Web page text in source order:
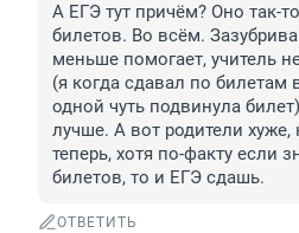
А ЕГЭ тут причём? Оно так-
билетов. Во всём.
меньше помогает, учитель
(я когда сдавал по билетам
одной чуть подвинула
лучше. А вот родители хуже,
теперь, хотя по-факту если
билетов, то и ЕГЭ сдашь.
ОТВЕТИТЬ